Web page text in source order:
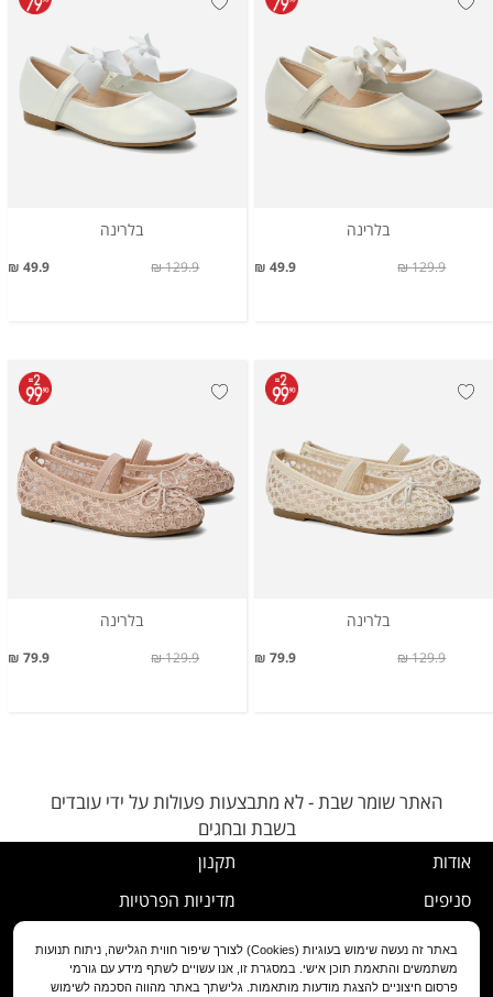
בלרינה
49.9 ₪ 129.9 ₪
בלרינה
49.9 ₪ 129.9 ₪
בלרינה
79.9 ₪ 129.9 ₪
בלרינה
79.9 ₪ 129.9 ₪
האתר שומר שבת - לא מתבצעות פעולות על ידי עובדים
בשבת ובחגים
אודות
סניפים
שירות לקוחות
תקנון
מדיניות הפרטיות
נוהל ביטול עסקה
מדיניות החלפה/החזרה/ביטול
באתר זה נעשה שימוש בעוגיות (Cookies) לצורך שיפור חווית הגלישה, ניתוח תנועות
משתמשים והתאמת תוכן אישי. במסגרת זו, אנו עשויים לשתף מידע עם גורמי
פרסום חיצוניים להצגת מודעות מותאמות. גלישתך באתר מהווה הסכמה לשימוש